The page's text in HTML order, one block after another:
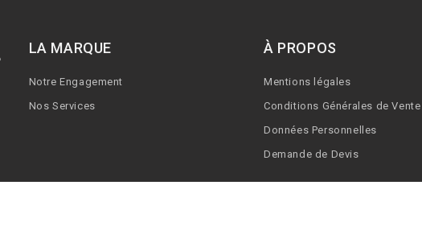
LA MARQUE
Notre Engagement
Nos Services
À PROPOS
Mentions légales
Conditions Générales de Vente
Données Personnelles
Demande de Devis